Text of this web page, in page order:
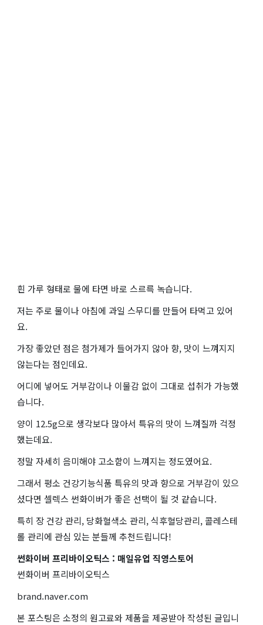
흰 가루 형태로 물에 타면 바로 스르륵 녹습니다.
저는 주로 물이나 아침에 과일 스무디를 만들어 타먹고 있어
요.
가장 좋았던 점은 첨가제가 들어가지 않아 향, 맛이 느껴지지
않는다는 점인데요.
어디에 넣어도 거부감이나 이물감 없이 그대로 섭취가 가능했
습니다.
양이 12.5g으로 생각보다 많아서 특유의 맛이 느껴질까 걱정
했는데요.
정말 자세히 음미해야 고소함이 느껴지는 정도였어요.
그래서 평소 건강기능식품 특유의 맛과 향으로 거부감이 있으
셨다면 셀렉스 썬화이버가 좋은 선택이 될 것 같습니다.
특히 장 건강 관리, 당화혈색소 관리, 식후혈당관리, 콜레스테
롤 관리에 관심 있는 분들께 추천드립니다!
썬화이버 프리바이오틱스 : 매일유업 직영스토어
썬화이버 프리바이오틱스
brand.naver.com
본 포스팅은 소정의 원고료와 제품을 제공받아 작성된 글입니